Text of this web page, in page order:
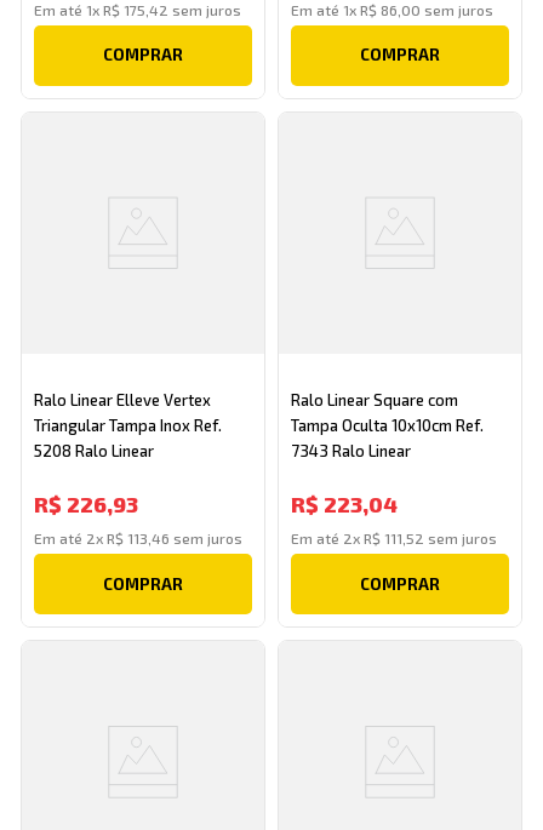
Em até 1xR$ 175 ,42 sem juros
COMPRAR
Em até 1x R$ 86 00 sem juros
COMPRAR
Ralo Linear Elleve Vertex
Triangular Tampa Inox Ref.
5208 Ralo Linear
R$ 226,93
Em até 2xR$ 113 ,46 sem juros
COMPRAR
Ralo Linear Square com
Tampa Oculta 10x10cm Ref.
7343 Ralo Linear
R$ 223,04
Em até 2x R$ 111 52 sem juros
COMPRAR